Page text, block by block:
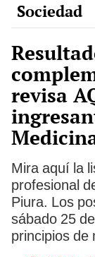
Sociedad
revisa
Mira aquí la
profesional
Piura. Los
sábado 25
principios de